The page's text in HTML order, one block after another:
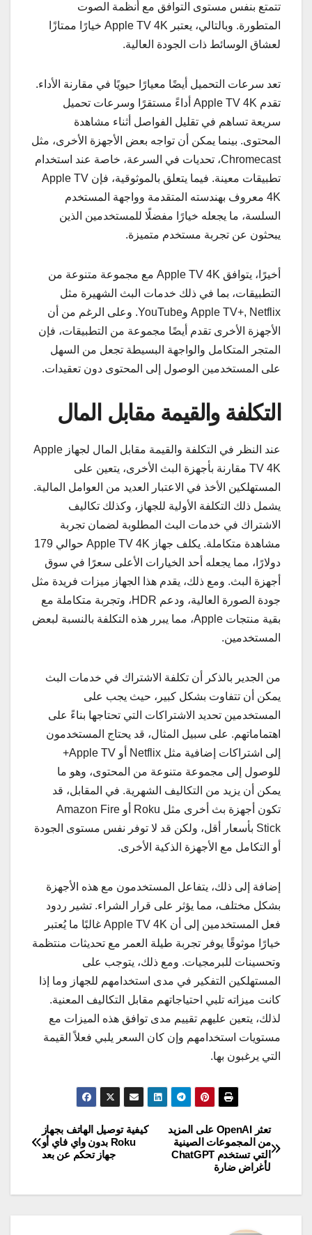
تتمتع بنفس مستوى التوافق مع أنظمة الصوت
المتطورة. وبالتالي، يعتبر Apple TV 4K خيارًا ممتازًا
لعشاق الوسائط ذات الجودة العالية.
تعد سرعات التحميل أيضًا معيارًا حيويًا في مقارنة الأداء.
تقدم Apple TV 4K أداءً مستقرًا وسرعات تحميل
سريعة تساهم في تقليل الفواصل أثناء مشاهدة
المحتوى. بينما يمكن أن تواجه بعض الأجهزة الأخرى، مثل
Chromecast، تحديات في السرعة، خاصة عند استخدام
تطبيقات معينة. فيما يتعلق بالموثوقية، فإن Apple TV
4K معروف بهندسته المتقدمة وواجهة المستخدم
السلسة، ما يجعله خيارًا مفضلًا للمستخدمين الذين
يبحثون عن تجربة مستخدم متميزة.
أخيرًا، يتوافق Apple TV 4K مع مجموعة متنوعة من
التطبيقات، بما في ذلك خدمات البث الشهيرة مثل
Apple TV+, Netflix وYouTube. وعلى الرغم من أن
الأجهزة الأخرى تقدم أيضًا مجموعة من التطبيقات، فإن
المتجر المتكامل والواجهة البسيطة تجعل من السهل
على المستخدمين الوصول إلى المحتوى دون تعقيدات.
التكلفة والقيمة مقابل المال
عند النظر في التكلفة والقيمة مقابل المال لجهاز Apple
TV 4K مقارنة بأجهزة البث الأخرى، يتعين على
المستهلكين الأخذ في الاعتبار العديد من العوامل المالية.
يشمل ذلك التكلفة الأولية للجهاز، وكذلك تكاليف
الاشتراك في خدمات البث المطلوبة لضمان تجربة
مشاهدة متكاملة. يكلف جهاز Apple TV 4K حوالي 179
دولارًا، مما يجعله أحد الخيارات الأعلى سعرًا في سوق
أجهزة البث. ومع ذلك، يقدم هذا الجهاز ميزات فريدة مثل
جودة الصورة العالية، ودعم HDR، وتجربة متكاملة مع
بقية منتجات Apple، مما يبرر هذه التكلفة بالنسبة لبعض
المستخدمين.
من الجدير بالذكر أن تكلفة الاشتراك في خدمات البث
يمكن أن تتفاوت بشكل كبير، حيث يجب على
المستخدمين تحديد الاشتراكات التي تحتاجها بناءً على
اهتماماتهم. على سبيل المثال، قد يحتاج المستخدمون
إلى اشتراكات إضافية مثل Netflix أو Apple TV+
للوصول إلى مجموعة متنوعة من المحتوى، وهو ما
يمكن أن يزيد من التكاليف الشهرية. في المقابل، قد
تكون أجهزة بث أخرى مثل Roku أو Amazon Fire
Stick بأسعار أقل، ولكن قد لا توفر نفس مستوى الجودة
أو التكامل مع الأجهزة الذكية الأخرى.
إضافة إلى ذلك، يتفاعل المستخدمون مع هذه الأجهزة
بشكل مختلف، مما يؤثر على قرار الشراء. تشير ردود
فعل المستخدمين إلى أن Apple TV 4K غالبًا ما يُعتبر
خيارًا موثوقًا يوفر تجربة طيلة العمر مع تحديثات منتظمة
وتحسينات للبرمجيات. ومع ذلك، يتوجب على
المستهلكين التفكير في مدى استخدامهم للجهاز وما إذا
كانت ميزاته تلبي احتياجاتهم مقابل التكاليف المعنية.
لذلك، يتعين عليهم تقييم مدى توافق هذه الميزات مع
مستويات استخدامهم وإن كان السعر يلبي فعلاً القيمة
التي يرغبون بها.
تصفّح
المقالات
كيفية توصيل الهاتف بجهاز
Roku بدون واي فاي أو
جهاز تحكم عن بعد
تعثر OpenAI على المزيد
من المجموعات الصينية
التي تستخدم ChatGPT
لأغراض ضارة